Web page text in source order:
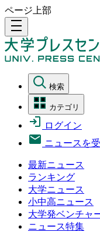
ページ上部
density_medium
検索
カテゴリ
ログイン
ニュースを
最新ニュース
ランキング
大学ニュース
小中高ニュース
大学発ベンチャ
ニュース特集